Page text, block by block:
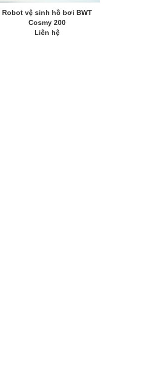
Robot vệ sinh hồ bơi BWT
Cosmy 200
Liên hệ